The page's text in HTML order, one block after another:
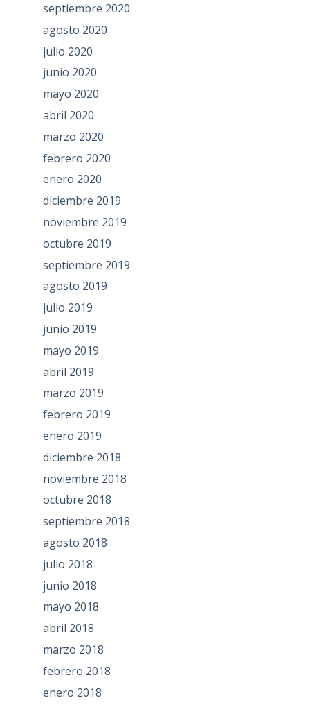
septiembre 2020
agosto 2020
julio 2020
junio 2020
mayo 2020
abril 2020
marzo 2020
febrero 2020
enero 2020
diciembre 2019
noviembre 2019
octubre 2019
septiembre 2019
agosto 2019
julio 2019
junio 2019
mayo 2019
abril 2019
marzo 2019
febrero 2019
enero 2019
diciembre 2018
noviembre 2018
octubre 2018
septiembre 2018
agosto 2018
julio 2018
junio 2018
mayo 2018
abril 2018
marzo 2018
febrero 2018
enero 2018